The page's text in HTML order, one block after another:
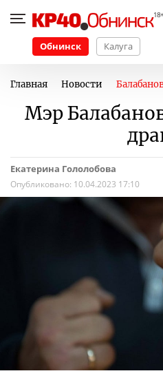
Обнинск Калуга
Главная Новости
Мэр
Екатерина Гололобова
Опубликовано: 10.04.2023 17:10